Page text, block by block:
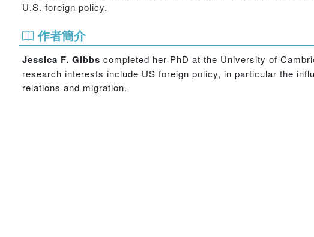
U.S. foreign policy.
作者簡介
Jessica F. Gibbs completed her PhD at the University of
research interests include US foreign policy, in particular the
relations and migration.